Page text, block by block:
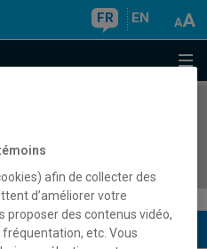
FR EN
et technique
afin de collecter des
d’améliorer votre
proposer des contenus vidéo,
fréquentation, etc. Vous